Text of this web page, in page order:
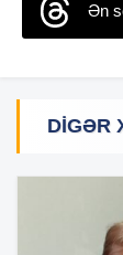
Ən
DIGƏR